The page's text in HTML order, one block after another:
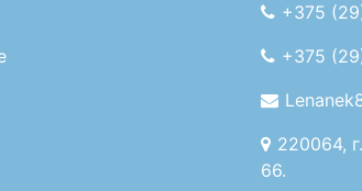
+375
+375
220064,
66.